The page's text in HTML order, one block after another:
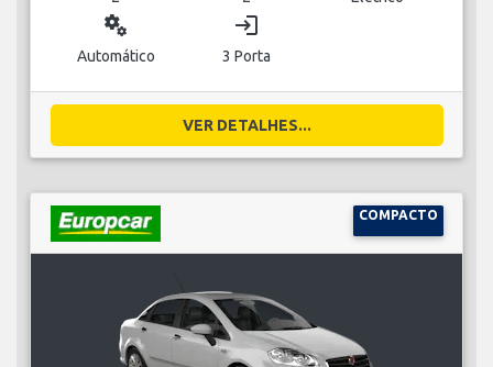
miscellaneous_services
Automático
login
3 Porta
VER DETALHES...
COMPACTO